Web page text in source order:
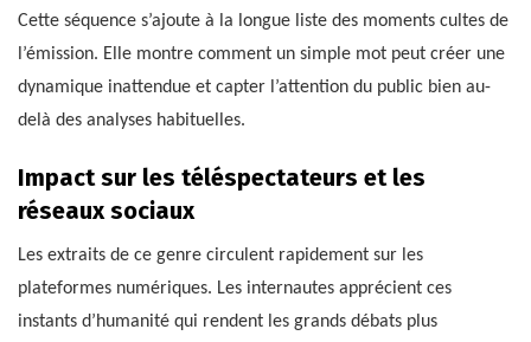
Cette séquence s’ajoute à la longue liste des moments cultes de
l’émission. Elle montre comment un simple mot peut créer une
dynamique inattendue et capter l’attention du public bien au-
delà des analyses habituelles.
Impact sur les téléspectateurs et les
réseaux sociaux
Les extraits de ce genre circulent rapidement sur les
plateformes numériques. Les internautes apprécient ces
instants d’humanité qui rendent les grands débats plus